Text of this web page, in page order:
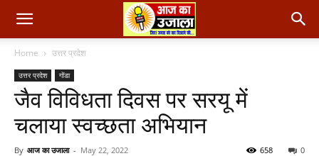
Home उत्तर प्रदेश
उत्तर प्रदेश गोंडा
जैव विविधता दिवस पर सरयू में
चलाया स्वच्छता अभियान
By आज का उजाला - May 22, 2022 0
658